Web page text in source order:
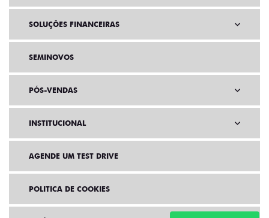
SOLUÇÕES FINANCEIRAS
SEMINOVOS
PÓS-VENDAS
INSTITUCIONAL
AGENDE UM TEST DRIVE
POLITICA DE COOKIES